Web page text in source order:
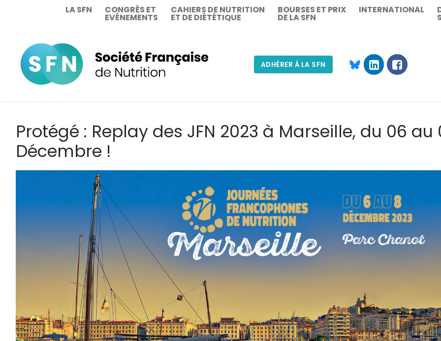
LA SFN CONGRÈS ET
EVÉNEMENTS
CAHIERS DE NUTRITION
ET DE DIÉTÉTIQUE
BOURSES ET PRIX
DE LA SFN
INTERNATIONAL
ADHÉRER À LA SFN
Protégé : Replay des JFN 2023 à Marseille, du 06 au
Décembre !